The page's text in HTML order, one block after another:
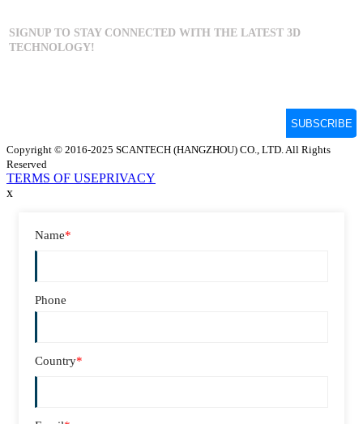
Copyright © 2016-2025 SCANTECH (HANGZHOU) CO., LTD. All Rights
Reserved
TERMS OF USEPRIVACY
x
Name*
Phone
Country*